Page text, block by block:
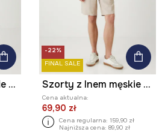
Szorty z lnem męskie z kieszeniami cargo kolor beżowy
-22%
FINAL SALE
Szorty z lnem męskie z kieszeniami cargo kolor beżowy
Cena aktualna:
69,90 zł
Cena regularna: 159,90 zł
Najniższa cena: 89,90 zł